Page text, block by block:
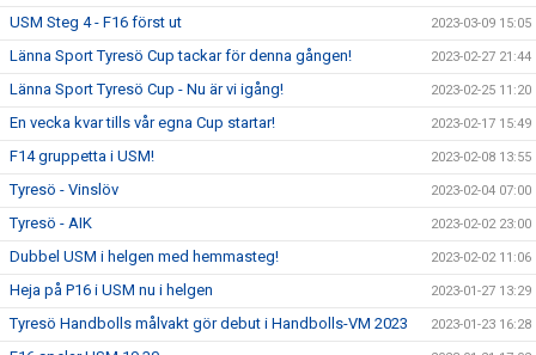
USM Steg 4 - F16 först ut 2023-03-09 15:05
Länna Sport Tyresö Cup tackar för denna gången! 2023-02-27 21:44
Länna Sport Tyresö Cup - Nu är vi igång! 2023-02-25 11:20
En vecka kvar tills vår egna Cup startar! 2023-02-17 15:49
F14 gruppetta i USM! 2023-02-08 13:55
Tyresö - Vinslöv 2023-02-04 07:00
Tyresö - AIK 2023-02-02 23:00
Dubbel USM i helgen med hemmasteg! 2023-02-02 11:06
Heja på P16 i USM nu i helgen 2023-01-27 13:29
Tyresö Handbolls målvakt gör debut i Handbolls-VM 2023 2023-01-23 16:28